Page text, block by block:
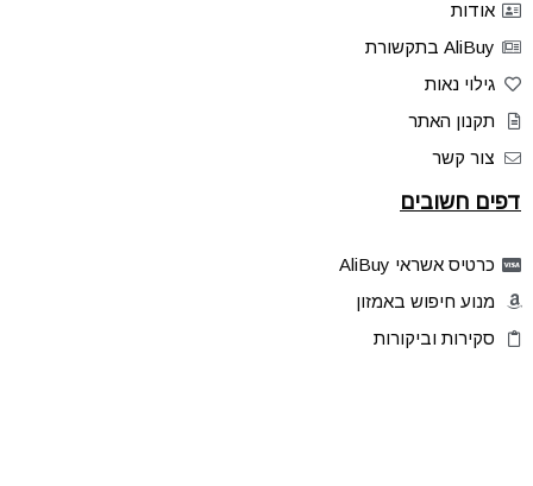
אודות
AliBuy בתקשורת
גילוי נאות
תקנון האתר
צור קשר
דפים חשובים
כרטיס אשראי AliBuy
מנוע חיפוש באמזון
סקירות וביקורות